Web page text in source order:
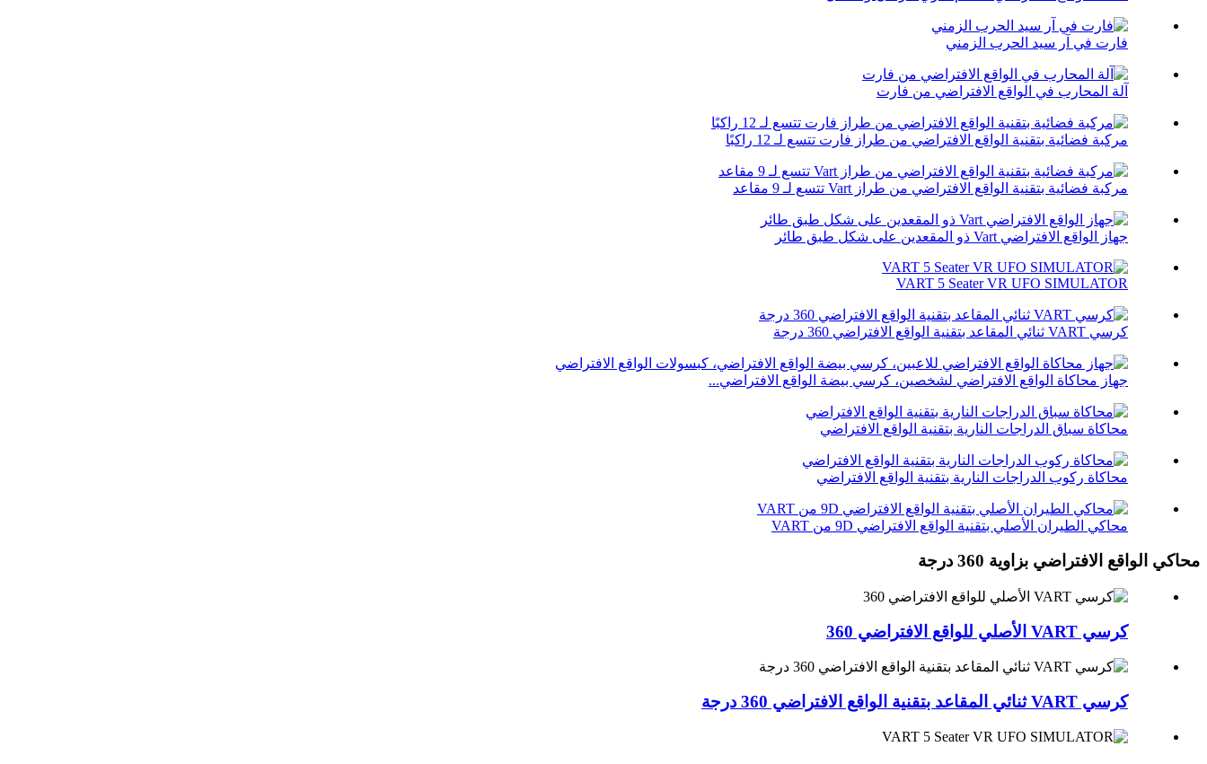
فارت في آر سيد الحرب الزمني
آلة المحارب في الواقع الافتراضي من فارت
مركبة فضائية بتقنية الواقع الافتراضي من طراز فارت تتسع لـ 12 راكبًا
مركبة فضائية بتقنية الواقع الافتراضي من طراز Vart تتسع لـ 9 مقاعد
جهاز الواقع الافتراضي Vart ذو المقعدين على شكل طبق طائر
VART 5 Seater VR UFO SIMULATOR
كرسي VART ثنائي المقاعد بتقنية الواقع الافتراضي 360 درجة
جهاز محاكاة الواقع الافتراضي لشخصين، كرسي بيضة الواقع الافتراضي...
محاكاة سباق الدراجات النارية بتقنية الواقع الافتراضي
محاكاة ركوب الدراجات النارية بتقنية الواقع الافتراضي
محاكي الطيران الأصلي بتقنية الواقع الافتراضي 9D من VART
محاكي الواقع الافتراضي بزاوية 360 درجة
كرسي VART الأصلي للواقع الافتراضي 360
كرسي VART ثنائي المقاعد بتقنية الواقع الافتراضي 360 درجة